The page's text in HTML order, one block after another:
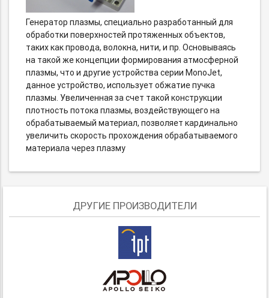
Генератор плазмы, специально разработанный для
обработки поверхностей протяженных объектов,
таких как провода, волокна, нити, и пр. Основываясь
на такой же концепции формирования атмосферной
плазмы, что и другие устройства серии MonoJet,
данное устройство, использует обжатие пучка
плазмы. Увеличенная за счет такой конструкции
плотность потока плазмы, воздействующего на
обрабатываемый материал, позволяет кардинально
увеличить скорость прохождения обрабатываемого
материала через плазму
ДРУГИЕ ПРОИЗВОДИТЕЛИ